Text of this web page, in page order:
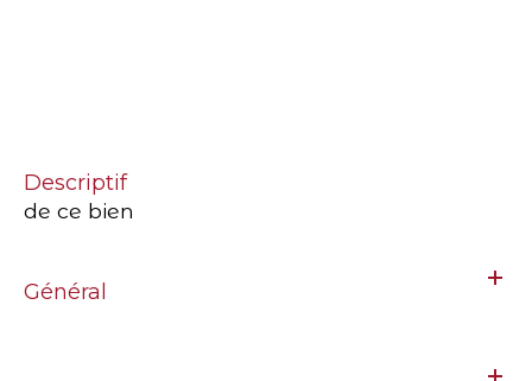
descriptif
de ce bien
Général